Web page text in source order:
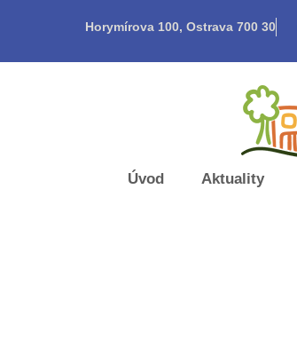
Horymírova 100, Ostrava 700 30
Úvod Aktuality